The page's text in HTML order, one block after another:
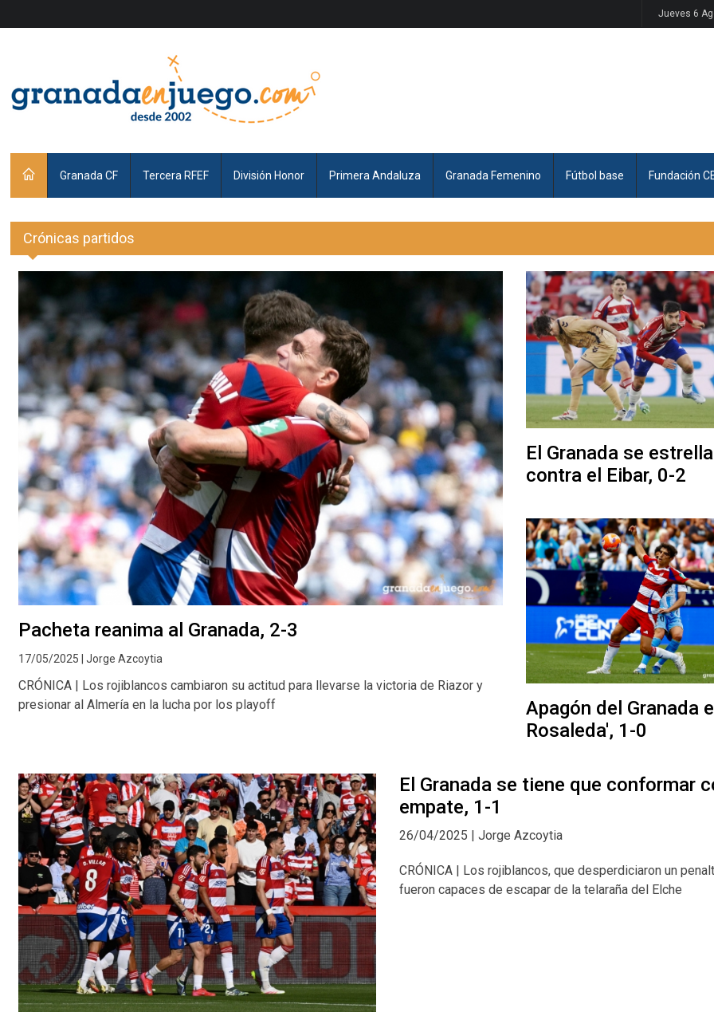
Jueves 6
Granada CF Tercera RFEF División Honor Primera Andaluza Granada Femenino Fútbol base Fundación
Crónicas partidos
Pacheta reanima al Granada, 2-3
17/05/2025 | Jorge Azcoytia
CRÓNICA | Los rojiblancos cambiaron su actitud para llevarse la victoria de Riazor y
presionar al Almería en la lucha por los playoff
El Granada se estrella
contra el Eibar, 0-2
Apagón del Granada
Rosaleda', 1-0
El Granada se tiene que conformar
empate, 1-1
26/04/2025 | Jorge Azcoytia
CRÓNICA | Los rojiblancos, que desperdiciaron un
fueron capaces de escapar de la telaraña del Elche